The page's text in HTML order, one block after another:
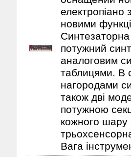
електропіано
новими
потужний
аналоговим
таблицями. В
нагородами
також дві
потужною
кожного
Вага